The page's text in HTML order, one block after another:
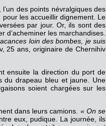
des points névralgiques des
les accueillir dignement. Le
par jour. Or, ils sont des
d’acheminer les marchandises.
loin des bombes, je suis
25 ans, originaire de Chernihiv
ensuite la direction du port de
du drapeau bleu et jaune. Une
soient chargées sur les
dans leurs camions. « On se
eux, pudique. La journée, ils